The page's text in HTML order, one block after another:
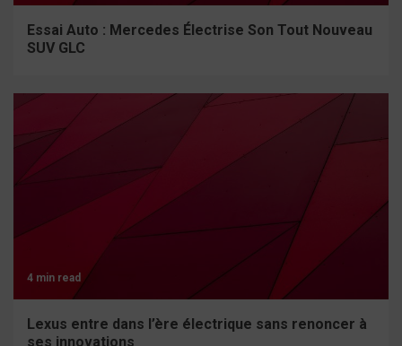
Essai Auto : Mercedes Électrise Son Tout Nouveau
SUV GLC
4 min read
Lexus entre dans l’ère électrique sans renoncer à
ses innovations